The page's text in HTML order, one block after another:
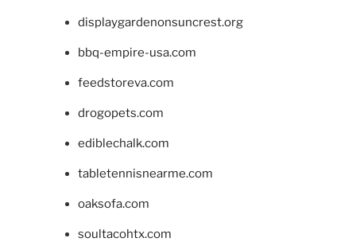
displaygardenonsuncrest.org
bbq-empire-usa.com
feedstoreva.com
drogopets.com
ediblechalk.com
tabletennisnearme.com
oaksofa.com
soultacohtx.com